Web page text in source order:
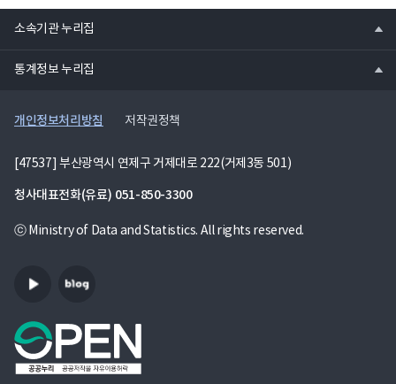
개인정보처리방침 저작권정책
[47537] 부산광역시 연제구 거제대로 222(거제3동 501)
청사대표전화(유료) 051-850-3300
ⓒ Ministry of Data and Statistics. All rights reserved.
소속기관 누리집
통계정보 누리집